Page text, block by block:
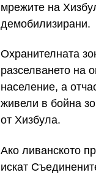
мрежите на
демобилизирани.
Охранителната
разселването на
население, а
живели в бойна
от Хизбула.
Ако ливанското
искат